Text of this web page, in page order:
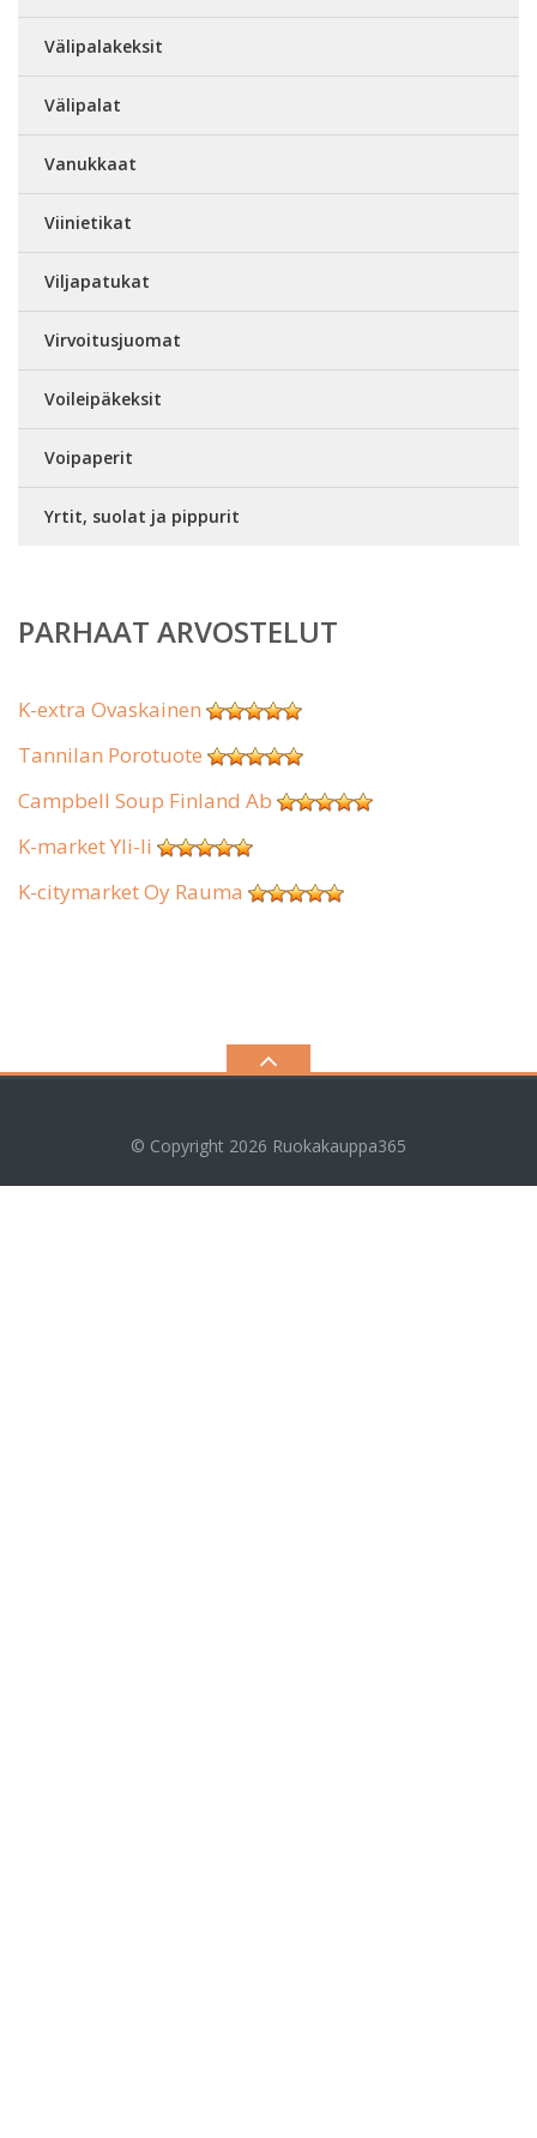
Välipalakeksit
Välipalat
Vanukkaat
Viinietikat
Viljapatukat
Virvoitusjuomat
Voileipäkeksit
Voipaperit
Yrtit, suolat ja pippurit
PARHAAT ARVOSTELUT
K-extra Ovaskainen
Tannilan Porotuote
Campbell Soup Finland Ab
K-market Yli-Ii
K-citymarket Oy Rauma
© Copyright 2026 Ruokakauppa365